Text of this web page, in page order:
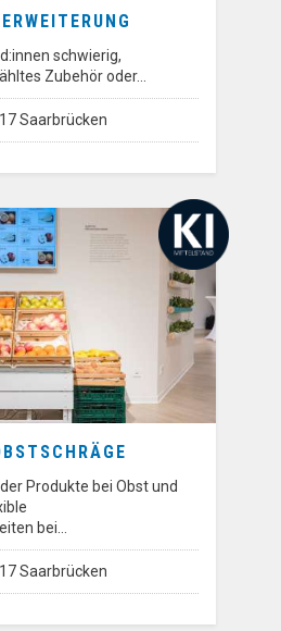
schwierig,
Zubehör oder…
Saarbrücken
Produkte bei Obst und
bei…
Saarbrücken